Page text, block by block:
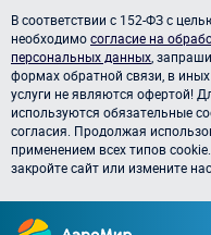
В соответствии с 152-ФЗ с
необходимосогласие на
персональных данных ,
формах обратной связи, в
услуги не являются офертой!
используются обязательные
согласия. Продолжая
применением всех типов
закройте сайт или измените